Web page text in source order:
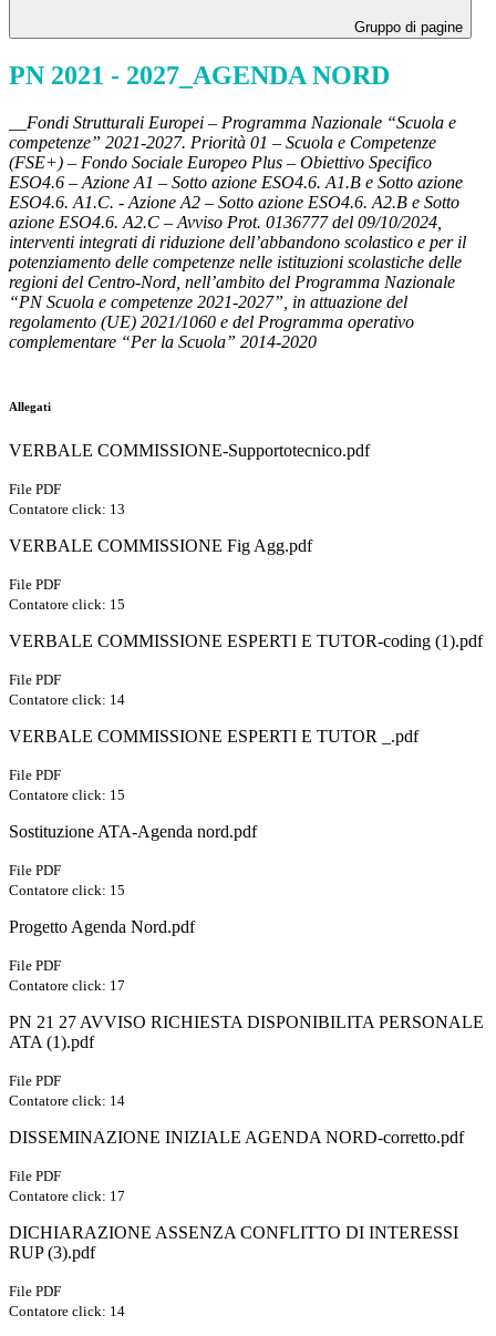
Gruppo di pagine
PN 2021 - 2027_AGENDA NORD
__Fondi Strutturali Europei – Programma Nazionale “Scuola e
competenze” 2021-2027. Priorità 01 – Scuola e Competenze
(FSE+) – Fondo Sociale Europeo Plus – Obiettivo Specifico
ESO4.6 – Azione A1 – Sotto azione ESO4.6. A1.B e Sotto azione
ESO4.6. A1.C. - Azione A2 – Sotto azione ESO4.6. A2.B e Sotto
azione ESO4.6. A2.C – Avviso Prot. 0136777 del 09/10/2024,
interventi integrati di riduzione dell’abbandono scolastico e per il
potenziamento delle competenze nelle istituzioni scolastiche delle
regioni del Centro-Nord, nell’ambito del Programma Nazionale
“PN Scuola e competenze 2021-2027”, in attuazione del
regolamento (UE) 2021/1060 e del Programma operativo
complementare “Per la Scuola” 2014-2020
Allegati
VERBALE COMMISSIONE-Supportotecnico.pdf
File PDF
Contatore click: 13
VERBALE COMMISSIONE Fig Agg.pdf
File PDF
Contatore click: 15
VERBALE COMMISSIONE ESPERTI E TUTOR-coding (1).pdf
File PDF
Contatore click: 14
VERBALE COMMISSIONE ESPERTI E TUTOR _.pdf
File PDF
Contatore click: 15
Sostituzione ATA-Agenda nord.pdf
File PDF
Contatore click: 15
Progetto Agenda Nord.pdf
File PDF
Contatore click: 17
PN 21 27 AVVISO RICHIESTA DISPONIBILITA PERSONALE
ATA (1).pdf
File PDF
Contatore click: 14
DISSEMINAZIONE INIZIALE AGENDA NORD-corretto.pdf
File PDF
Contatore click: 17
DICHIARAZIONE ASSENZA CONFLITTO DI INTERESSI
RUP (3).pdf
File PDF
Contatore click: 14